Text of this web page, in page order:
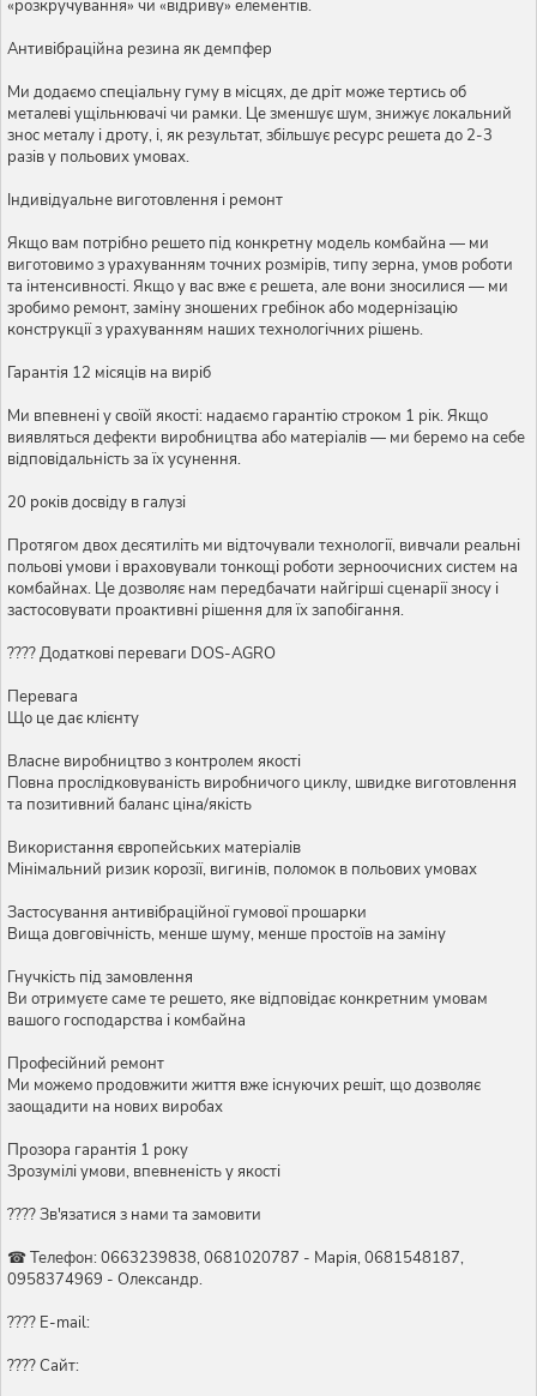
«розкручування» чи «відриву» елементів.
Антивібраційна резина як демпфер
Ми додаємо спеціальну гуму в місцях, де дріт може тертись об
металеві ущільнювачі чи рамки. Це зменшує шум, знижує локальний
знос металу і дроту, і, як результат, збільшує ресурс решета до 2-3
разів у польових умовах.
Індивідуальне виготовлення і ремонт
Якщо вам потрібно решето під конкретну модель комбайна — ми
виготовимо з урахуванням точних розмірів, типу зерна, умов роботи
та інтенсивності. Якщо у вас вже є решета, але вони зносилися — ми
зробимо ремонт, заміну зношених гребінок або модернізацію
конструкції з урахуванням наших технологічних рішень.
Гарантія 12 місяців на виріб
Ми впевнені у своїй якості: надаємо гарантію строком 1 рік. Якщо
виявляться дефекти виробництва або матеріалів — ми беремо на себе
відповідальність за їх усунення.
20 років досвіду в галузі
Протягом двох десятиліть ми відточували технології, вивчали реальні
польові умови і враховували тонкощі роботи зерноочисних систем на
комбайнах. Це дозволяє нам передбачати найгірші сценарії зносу і
застосовувати проактивні рішення для їх запобігання.
???? Додаткові переваги DOS-AGRO
Перевага
Що це дає клієнту
Власне виробництво з контролем якості
Повна прослідковуваність виробничого циклу, швидке виготовлення
та позитивний баланс ціна/якість
Використання європейських матеріалів
Мінімальний ризик корозії, вигинів, поломок в польових умовах
Застосування антивібраційної гумової прошарки
Вища довговічність, менше шуму, менше простоїв на заміну
Гнучкість під замовлення
Ви отримуєте саме те решето, яке відповідає конкретним умовам
вашого господарства і комбайна
Професійний ремонт
Ми можемо продовжити життя вже існуючих решіт, що дозволяє
заощадити на нових виробах
Прозора гарантія 1 року
Зрозумілі умови, впевненість у якості
???? Зв'язатися з нами та замовити
☎ Телефон: 0663239838, 0681020787 - Марія, 0681548187,
0958374969 - Олександр.
???? E-mail:
???? Сайт: